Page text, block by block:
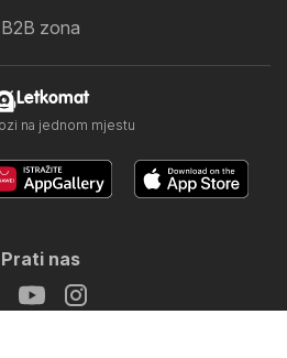
B2B zona
Letkomat
na jednom mjestu
Prati nas